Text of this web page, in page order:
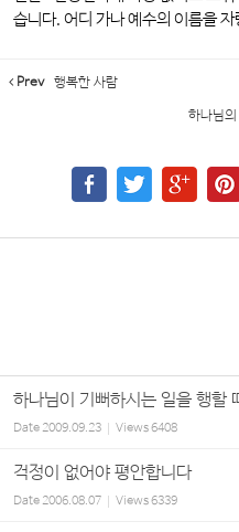
습니다. 어디 가나 예수의 이름을
Prev 행복한 사람
하나님
하나님이 기뻐하시는 일을 행할
Date2009.09.23 Views6408
걱정이 없어야 평안합니다
Date2006.08.07 Views6339